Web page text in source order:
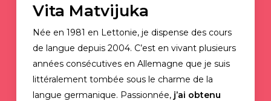
Vita Matvijuka
Née en 1981 en Lettonie, je dispense des cours
de langue depuis 2004. C’est en vivant plusieurs
années consécutives en Allemagne que je suis
littéralement tombée sous le charme de la
langue germanique. Passionnée, j’ai obtenu